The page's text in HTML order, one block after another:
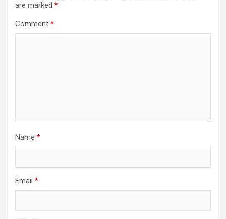
are marked *
Comment *
Name *
Email *